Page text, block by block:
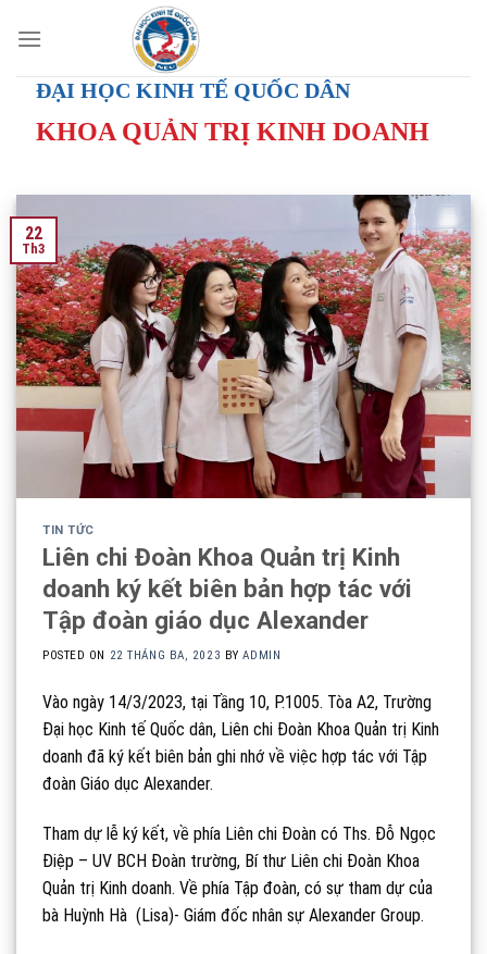
ĐẠI HỌC KINH TẾ QUỐC DÂN
KHOA QUẢN TRỊ KINH DOANH
22
Th3
TIN TỨC
Liên chi Đoàn Khoa Quản trị Kinh
doanh ký kết biên bản hợp tác với
Tập đoàn giáo dục Alexander
POSTED ON 22 THÁNG BA, 2023 BYADMIN
Vào ngày 14/3/2023, tại Tầng 10, P.1005. Tòa A2, Trường
Đại học Kinh tế Quốc dân, Liên chi Đoàn Khoa Quản trị Kinh
doanh đã ký kết biên bản ghi nhớ về việc hợp tác với Tập
đoàn Giáo dục Alexander.
Tham dự lễ ký kết, về phía Liên chi Đoàn có Ths. Đỗ Ngọc
Điệp – UV BCH Đoàn trường, Bí thư Liên chi Đoàn Khoa
Quản trị Kinh doanh. Về phía Tập đoàn, có sự tham dự của
bà Huỳnh Hà (Lisa)- Giám đốc nhân sự Alexander Group.